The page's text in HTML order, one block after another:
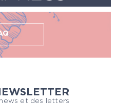
et des letters